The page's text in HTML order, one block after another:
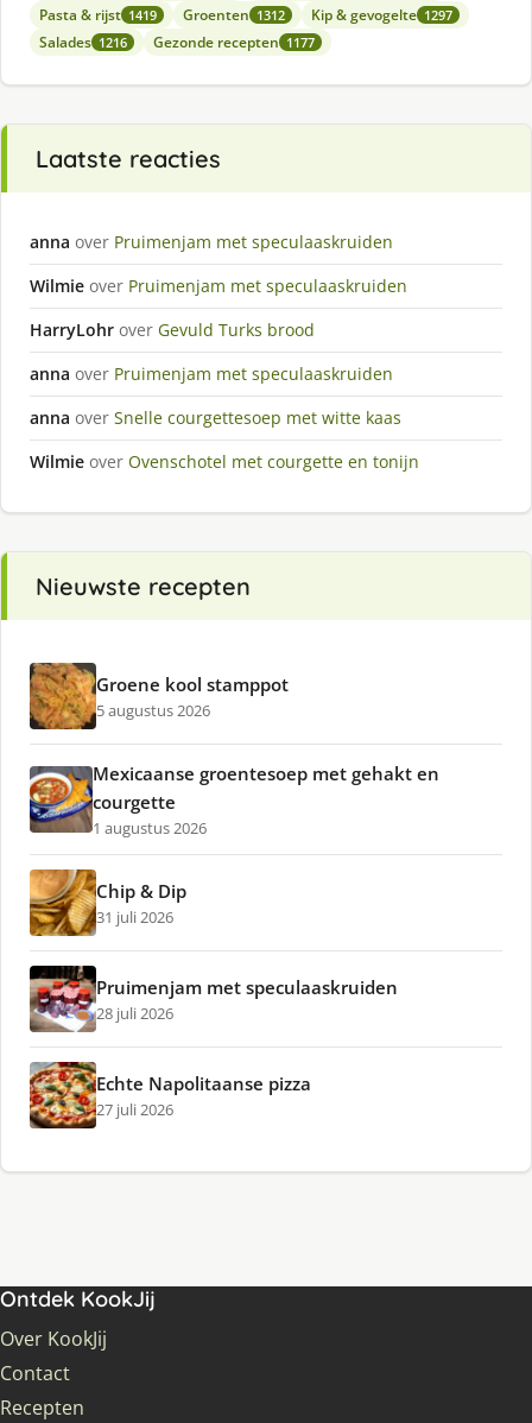
Pasta & rijst 1419 Groenten 1312 Kip & gevogelte 1297
Salades 1216 Gezonde recepten 1177
Laatste reacties
anna over Pruimenjam met speculaaskruiden
Wilmie over Pruimenjam met speculaaskruiden
HarryLohr over Gevuld Turks brood
anna over Pruimenjam met speculaaskruiden
anna over Snelle courgettesoep met witte kaas
Wilmie over Ovenschotel met courgette en tonijn
Nieuwste recepten
Groene kool stamppot
5 augustus 2026
Mexicaanse groentesoep met gehakt en
courgette
1 augustus 2026
Chip & Dip
31 juli 2026
Pruimenjam met speculaaskruiden
28 juli 2026
Echte Napolitaanse pizza
27 juli 2026
Ontdek KookJij
Over KookJij
Contact
Recepten